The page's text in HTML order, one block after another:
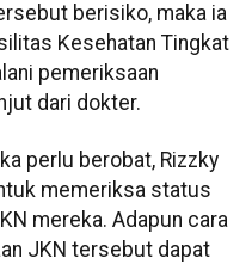
berisiko, maka ia
Kesehatan Tingkat
pemeriksaan
dari dokter.
perlu berobat, Rizzky
memeriksa status
mereka. Adapun cara
JKN tersebut dapat